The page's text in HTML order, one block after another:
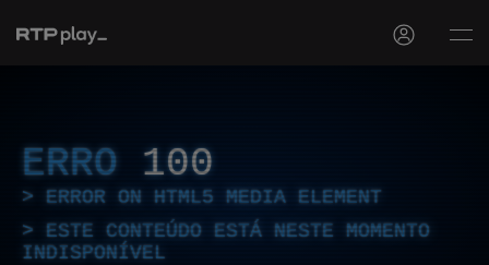
ERRO 100
ERROR ON HTML5 MEDIA ELEMENT
ESTE CONTEÚDO ESTÁ NESTE MOMENTO
INDISPONÍVEL